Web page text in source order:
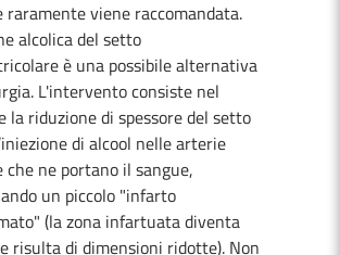
raramente viene raccomandata.
alcolica del setto
è una possibile alternativa
L'intervento consiste nel
la riduzione di spessore del setto
di alcool nelle arterie
che ne portano il sangue,
un piccolo "infarto
(la zona infartuata diventa
risulta di dimensioni ridotte). Non